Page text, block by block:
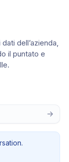
dell’azienda,
il puntato e